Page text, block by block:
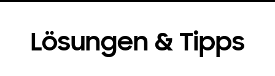
Lösungen & Tipps